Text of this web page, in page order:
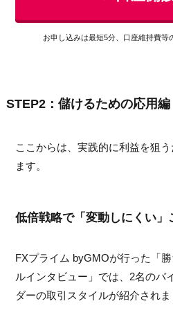
お申し込みは最短5分、口座維持費等
STEP2：儲けるための応用編
ここからは、実践的に利益を狙
ます。
低倍戦略で「変動しにくい」
FXプライム byGMOが行った「
ルインタビュー」では、2名のバ
ダーの取引スタイルが紹介されま